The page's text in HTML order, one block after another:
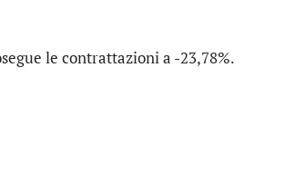
le contrattazioni a -23,78%.